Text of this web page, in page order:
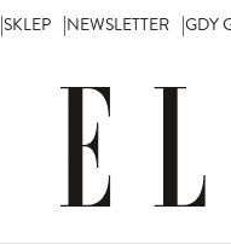
SKLEP NEWSLETTER GDY